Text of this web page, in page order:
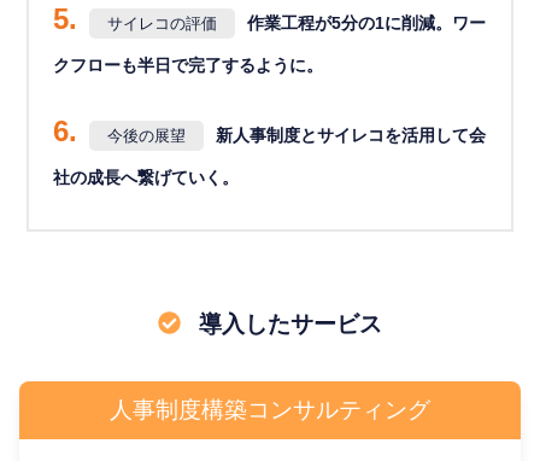
5. サイレコの評価 作業工程が5分の1に削減。ワー
クフローも半日で完了するように。
6. 今後の展望 新人事制度とサイレコを活用して会
社の成長へ繋げていく。
導入したサービス
人事制度構築コンサルティング